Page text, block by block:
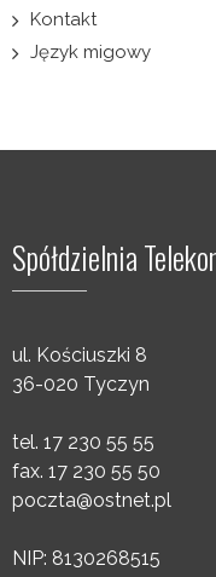
Kontakt
Język migowy
Spółdzielnia
ul. Kościuszki 8
36-020 Tyczyn
tel. 17 230 55 55
fax. 17 230 55 50
poczta@ostnet.pl
NIP: 8130268515